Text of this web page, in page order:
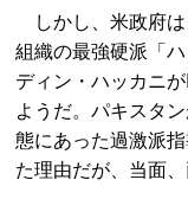
しかし、米政府は
組織の最強硬派「
ディン・ハッカニ
ようだ。パキスタ
態にあった過激派
た理由だが、当面